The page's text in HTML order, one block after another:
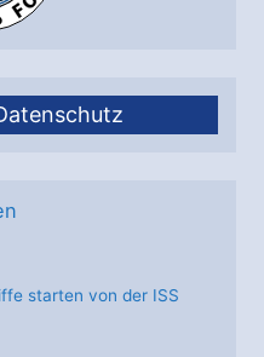
starten von der ISS